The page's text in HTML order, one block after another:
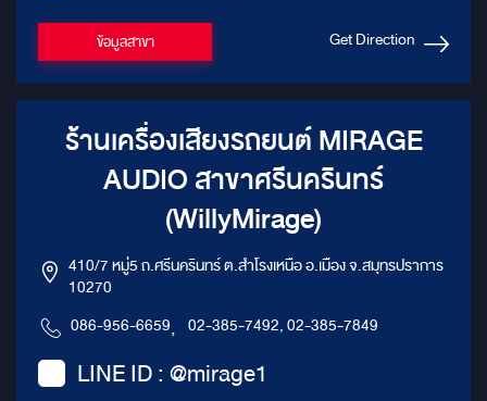
ข้อมูลสาขา Get Direction
ร้านเครื่องเสียงรถยนต์ MIRAGE
AUDIO สาขาศรีนครินทร์
(WillyMirage)
410/7 หมู่5 ถ.ศรีนครินทร์ ต.สำโรงเหนือ อ.เมือง จ.สมุทรปราการ
10270
086-956-6659, 02-385-7492, 02-385-7849
LINE ID : @mirage1